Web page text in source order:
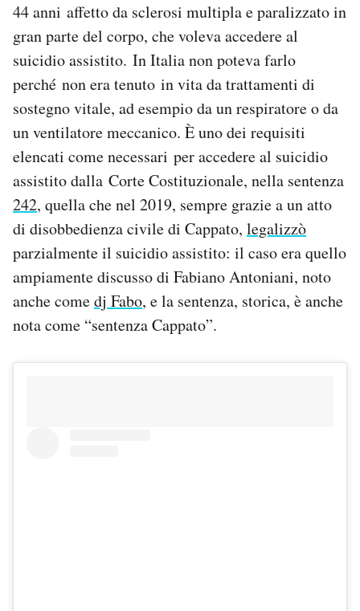
44 anni affetto da sclerosi multipla e paralizzato in
gran parte del corpo, che voleva accedere al
suicidio assistito. In Italia non poteva farlo
perché non era tenuto in vita da trattamenti di
sostegno vitale, ad esempio da un respiratore o da
un ventilatore meccanico. È uno dei requisiti
elencati come necessari per accedere al suicidio
assistito dalla Corte Costituzionale, nella sentenza
242, quella che nel 2019, sempre grazie a un atto
di disobbedienza civile di Cappato, legalizzò
parzialmente il suicidio assistito: il caso era quello
ampiamente discusso di Fabiano Antoniani, noto
anche comedj Fabo, e la sentenza, storica, è anche
nota come “sentenza Cappato”.